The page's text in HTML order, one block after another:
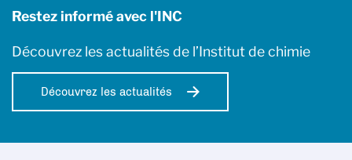
Restez informé avec l'INC
Découvrez les actualités de l’Institut de chimie
Découvrez les actualités